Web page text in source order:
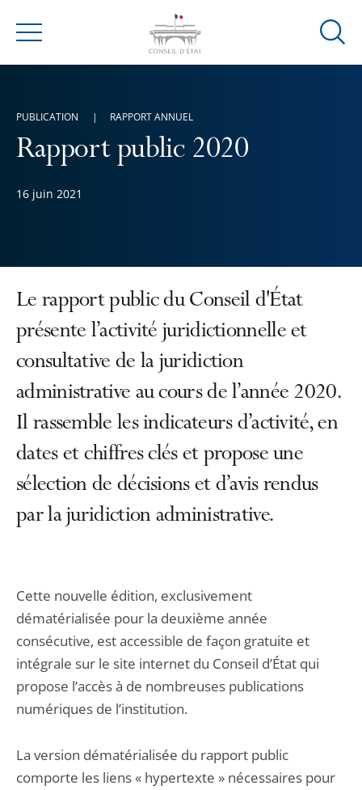
Menu
Ouvrir
Rapport public 2020
16 juin 2021
PUBLICATION RAPPORT ANNUEL
Le rapport public du Conseil d'État
présente l’activité juridictionnelle et
consultative de la juridiction
administrative au cours de l’année 2020.
Il rassemble les indicateurs d’activité, en
dates et chiffres clés et propose une
sélection de décisions et d’avis rendus
par la juridiction administrative.
Cette nouvelle édition, exclusivement
dématérialisée pour la deuxième année
consécutive, est accessible de façon gratuite et
intégrale sur le site internet du Conseil d’État qui
propose l’accès à de nombreuses publications
numériques de l’institution.
La version dématérialisée du rapport public
comporte les liens « hypertexte » nécessaires pour